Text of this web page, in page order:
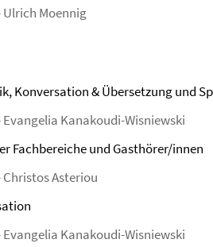
Ulrich Moennig
Konversation & Übersetzung und
Evangelia Kanakoudi-Wisniewski
Fachbereiche und Gasthörer/innen
Christos Asteriou
Kanakoudi-Wisniewski